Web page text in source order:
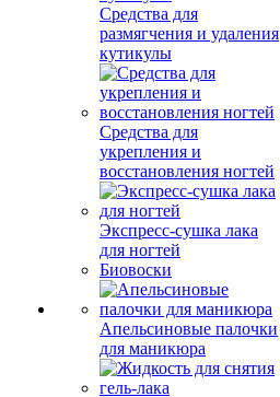
Средства для
размягчения и удаления
кутикулы
Средства для
укрепления и
восстановления ногтей
Экспресс-сушка лака
для ногтей
Биовоски
Апельсиновые палочки
для маникюра